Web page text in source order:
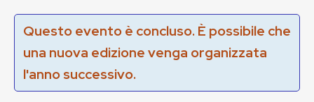
Questo evento è concluso. È possibile che
una nuova edizione venga organizzata
l'anno successivo.